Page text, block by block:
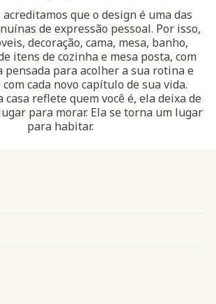
que o design é uma das
de expressão pessoal. Por isso,
decoração, cama, mesa, banho,
itens de cozinha e mesa posta, com
pensada para acolher a sua rotina e
cada novo capítulo de sua vida.
casa reflete quem você é, ela deixa de
para morar. Ela se torna um lugar
para habitar.